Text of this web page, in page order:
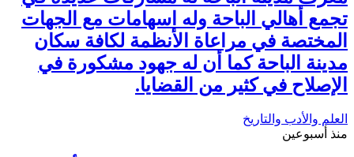
تجمع أهالي الباحة وله اسهامات مع الجهات
المختصة في مراعاة الأنظمة لكافة سكان
مدينة الباحة كما أن له جهود مشكورة في
الإصلاح في كثير من القضايا.
العلم والأدب والتاريخ
منذ أسبوعين